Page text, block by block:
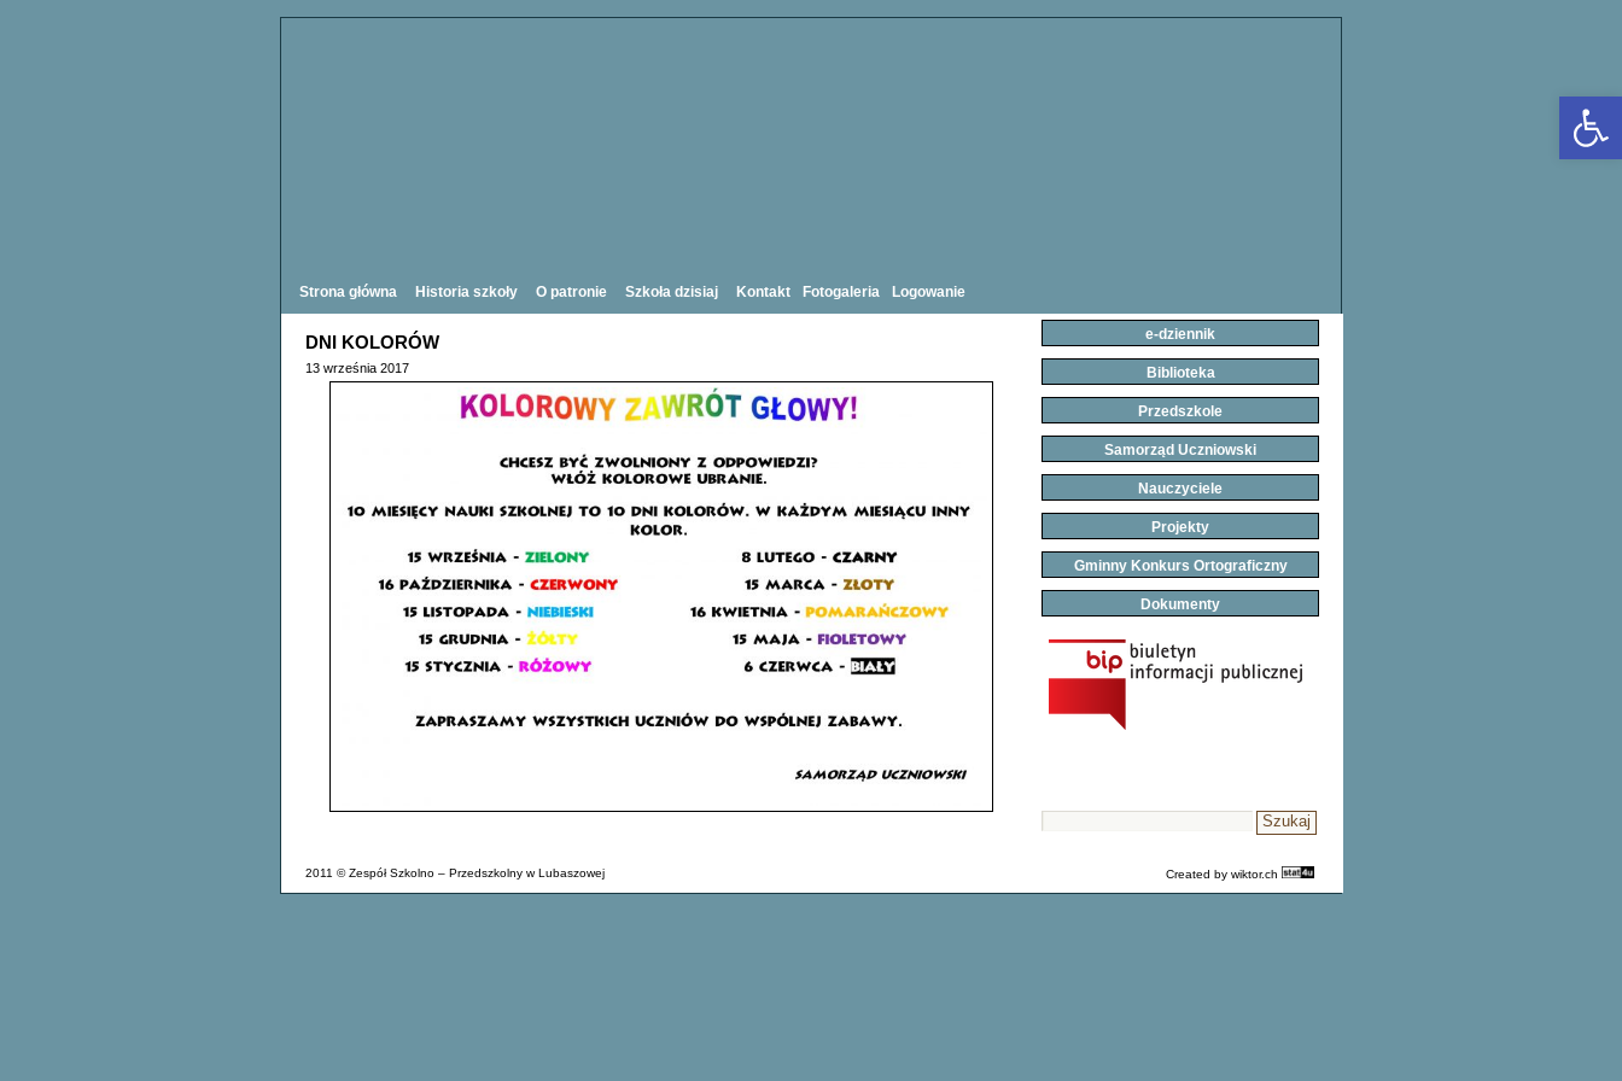
Strona główna Historia szkoły O patronie Szkoła dzisiaj Kontakt Fotogaleria Logowanie
DNI KOLORÓW
13 września 2017
e-dziennik
Biblioteka
Przedszkole
Samorząd Uczniowski
Nauczyciele
Projekty
Gminny Konkurs Ortograficzny
Dokumenty
2011 © Zespół Szkolno – Przedszkolny w Lubaszowej Created by wiktor.ch